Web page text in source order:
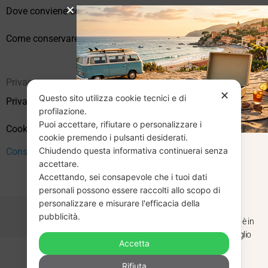
Dove conviene comprare vinili online?
Come conservare correttamente i vinili usati
Privacy
Privacy Policy
Cookie Policy (UE)
Consenso
Copyright © 2026 Vendita Vinili Usati | P.IVA 12240940960
✕
Questo sito utilizza cookie tecnici e di
profilazione.
Puoi accettare, rifiutare o personalizzare i
cookie premendo i pulsanti desiderati.
Chiudendo questa informativa continuerai senza
accettare.
Accettando, sei consapevole che i tuoi dati
personali possono essere raccolti allo scopo di
personalizzare e misurare l'efficacia della
pubblicità.
Accetta
Rifiuta
CHIUSURA
ESTIVA
Dal 29 luglio al 31 agosto venditaviniliusati.it è in
pausa estiva. Gli ordini ricevuti entro il 29 luglio
saranno spediti regolarmente.